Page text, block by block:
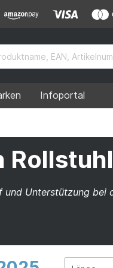
Infoportal
und Unterstützung bei